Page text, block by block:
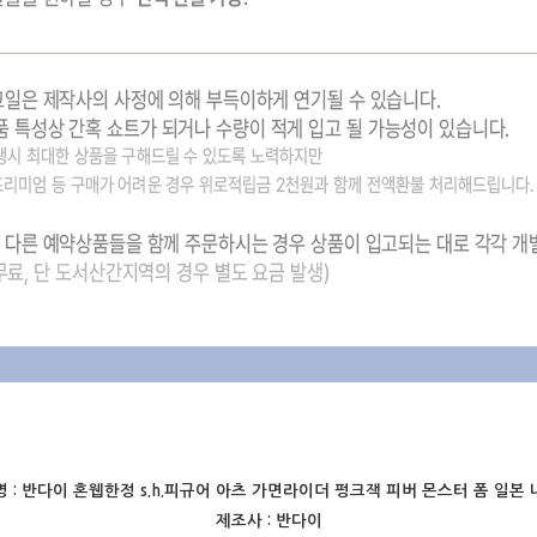
: 반다이 혼웹한정 s.h.피규어 아츠 가면라이더 펑크잭 피버 몬스터 폼 일본
제조사 : 반다이